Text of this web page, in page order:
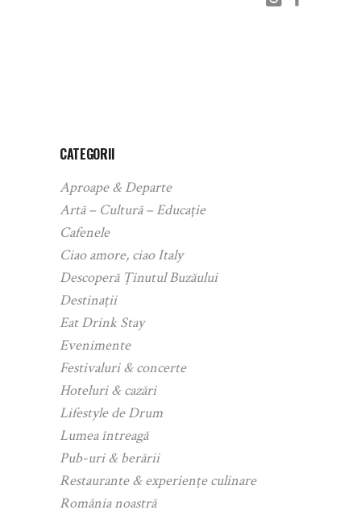
CATEGORII
Aproape & Departe
Artă – Cultură – Educație
Cafenele
Ciao amore, ciao Italy
Descoperă Ținutul Buzăului
Destinații
Eat Drink Stay
Evenimente
Festivaluri & concerte
Hoteluri & cazări
Lifestyle de Drum
Lumea întreagă
Pub-uri & berării
Restaurante & experiențe culinare
România noastră